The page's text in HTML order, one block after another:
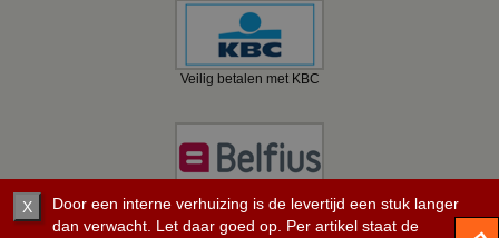
Veilig betalen met KBC
Veilig betalen met Belfius
X
Door een interne verhuizing is de levertijd een stuk langer
dan verwacht. Let daar goed op. Per artikel staat de